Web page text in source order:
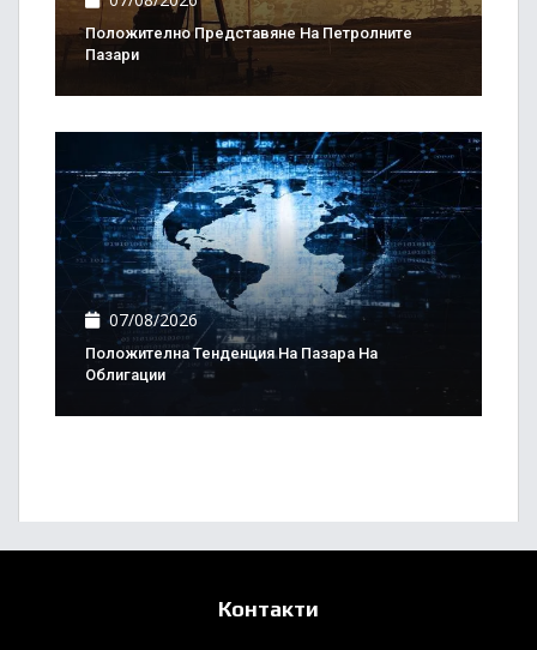
Положително Представяне На Петролните
Пазари
07/08/2026
Положителна Тенденция На Пазара На
Облигации
Контакти